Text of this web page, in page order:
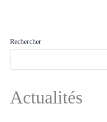
Rechercher
Actualités